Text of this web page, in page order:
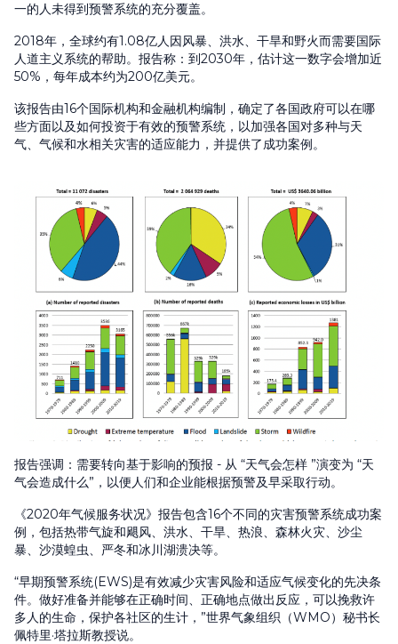
一的人未得到预警系统的充分覆盖。
2018年，全球约有1.08亿人因风暴、洪水、干旱和野火而需要国际
人道主义系统的帮助。报告称：到2030年，估计这一数字会增加近
50%，每年成本约为200亿美元。
该报告由16个国际机构和金融机构编制，确定了各国政府可以在哪
些方面以及如何投资于有效的预警系统，以加强各国对多种与天
气、气候和水相关灾害的适应能力，并提供了成功案例。
报告强调：需要转向基于影响的预报 - 从 “天气会怎样 ”演变为 “天
气会造成什么”，以便人们和企业能根据预警及早采取行动。
《2020年气候服务状况》报告包含16个不同的灾害预警系统成功案
例，包括热带气旋和飓风、洪水、干旱、热浪、森林火灾、沙尘
暴、沙漠蝗虫、严冬和冰川湖溃决等。
“早期预警系统(EWS)是有效减少灾害风险和适应气候变化的先决条
件。做好准备并能够在正确时间、正确地点做出反应，可以挽救许
多人的生命，保护各社区的生计，”世界气象组织（WMO）秘书长
佩特里·塔拉斯教授说。